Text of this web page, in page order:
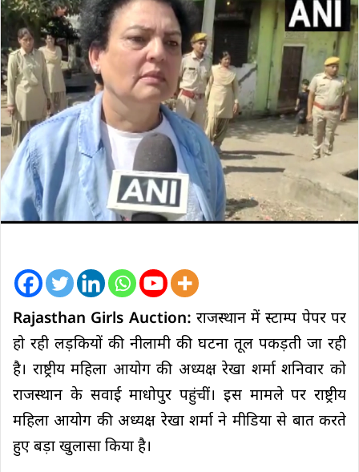
Rajasthan Girls Auction: राजस्थान में स्टाम्प पेपर पर
हो रही लड़कियों की नीलामी की घटना तूल पकड़ती जा रही
है। राष्ट्रीय महिला आयोग की अध्यक्ष रेखा शर्मा शनिवार को
राजस्थान के सवाई माधोपुर पहुंचीं। इस मामले पर राष्ट्रीय
महिला आयोग की अध्यक्ष रेखा शर्मा ने मीडिया से बात करते
हुए बड़ा खुलासा किया है।